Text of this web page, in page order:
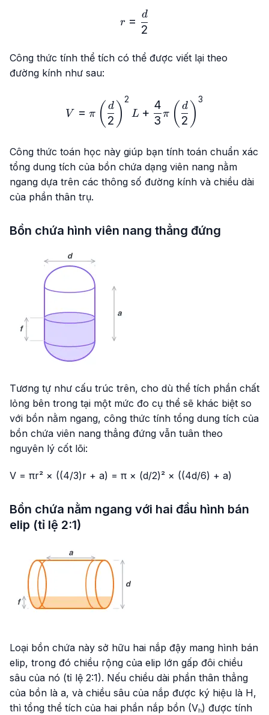
r = \frac{d}{2}
r =
2
d
Công thức tính thể tích có thể được viết lại theo
đường kính như sau:
V = \pi \left(
V = π ( 2
d )
2
L +
3
4
π ( 2
d )
3
Công thức toán học này giúp bạn tính toán chuẩn xác
tổng dung tích của bồn chứa dạng viên nang nằm
ngang dựa trên các thông số đường kính và chiều dài
của phần thân trụ.
Bồn chứa hình viên nang thẳng đứng
Tương tự như cấu trúc trên, cho dù thể tích phần chất
lỏng bên trong tại một mức đo cụ thể sẽ khác biệt so
với bồn nằm ngang, công thức tính tổng dung tích của
bồn chứa viên nang thẳng đứng vẫn tuân theo
nguyên lý cốt lõi:
V = πr² × ((4/3)r + a) = π × (d/2)² × ((4d/6) + a)
Bồn chứa nằm ngang với hai đầu hình bán
elip (tỉ lệ 2:1)
Loại bồn chứa này sở hữu hai nắp đậy mang hình bán
elip, trong đó chiều rộng của elip lớn gấp đôi chiều
sâu của nó (tỉ lệ 2:1). Nếu chiều dài phần thân thẳng
của bồn là a, và chiều sâu của nắp được ký hiệu là H,
thì tổng thể tích của hai phần nắp bồn (Vₕ) được tính